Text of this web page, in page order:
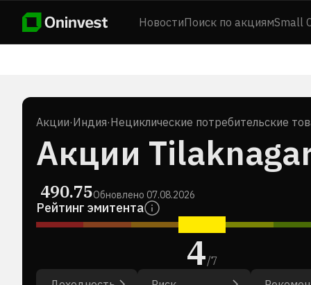
НовостиПоиск по акциямSmall
Акции·Индия·Нециклические потребительские
Акции
490.75Обновлено 07.08.2026
Рейтинг эмитента
4/7